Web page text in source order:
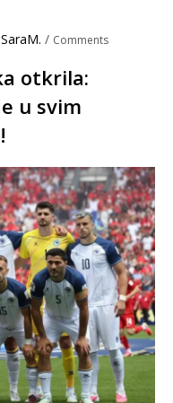
SaraM. / Comments
otkrila:
u svim